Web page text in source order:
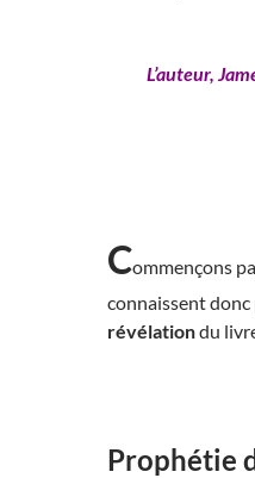
L’auteur,
Commençons
connaissent donc
révélationdu
Prophétie